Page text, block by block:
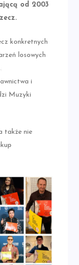
od 2003
konkretnych
losowych
i
Muzyki
także nie